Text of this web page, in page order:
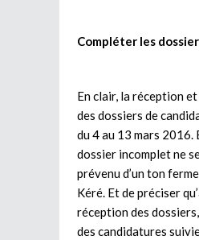
Compléter les
En clair, la réception
des dossiers de
du 4 au 13 mars 2016.
dossier incomplet ne
prévenu d’un ton
Kéré. Et de préciser
réception des
des candidatures